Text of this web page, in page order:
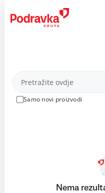
content
Proizvodi
Samo novi proizvodi
Nema